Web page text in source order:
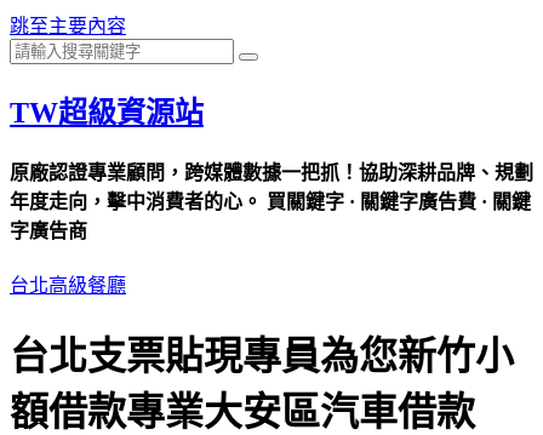
跳至主要內容
TW超級資源站
原廠認證專業顧問，跨媒體數據一把抓！協助深耕品牌、規劃
年度走向，擊中消費者的心。 買關鍵字 · 關鍵字廣告費 · 關鍵
字廣告商
台北高級餐廳
台北支票貼現專員為您新竹小
額借款專業大安區汽車借款